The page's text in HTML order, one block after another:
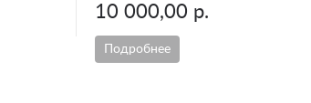
10 000,00 р.
Подробнее